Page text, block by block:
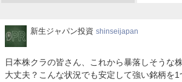
新
ャ
パ
新生ジャパン投資 shinseijapan
日本株クラの皆さん、これから暴落しそうな
大丈夫？こんな状況でも安定して強い銘柄を1